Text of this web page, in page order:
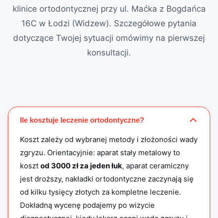
klinice ortodontycznej przy ul. Maćka z Bogdańca
16C w Łodzi (Widzew). Szczegółowe pytania
dotyczące Twojej sytuacji omówimy na pierwszej
konsultacji.
Ile kosztuje leczenie ortodontyczne?
Koszt zależy od wybranej metody i złożoności wady
zgryzu. Orientacyjnie: aparat stały metalowy to
koszt od 3000 zł za jeden łuk, aparat ceramiczny
jest droższy, nakładki ortodontyczne zaczynają się
od kilku tysięcy złotych za kompletne leczenie.
Dokładną wycenę podajemy po wizycie
Alek
październik 2025
ZnanyLekarz
Super dentysta, wszystko zrobiła szybko i dobrze, polecam!
ostrożnie. Jestem bardzo zadowolony. Polecam serdecznie
K Katarzyna
październik 2025
ZnanyLekarz
Pani Doktor to świetny specjalista. Podjęła się sprowadzenia
„ruszyć”. W gabinecie panuje zawsze przyjemna atmosfera.